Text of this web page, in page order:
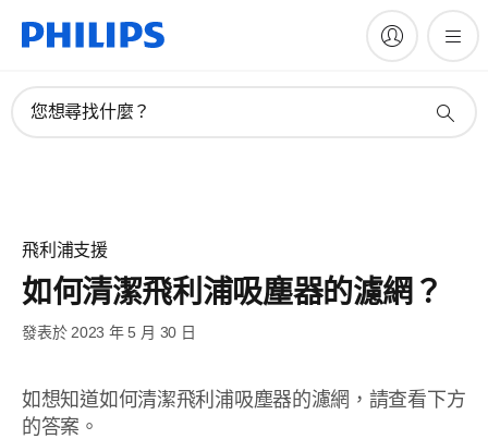
您想尋找什麼？
飛利浦支援
如何清潔飛利浦吸塵器的濾網？
發表於 2023 年 5 月 30 日
如想知道如何清潔飛利浦吸塵器的濾網，請查看下方
的答案。